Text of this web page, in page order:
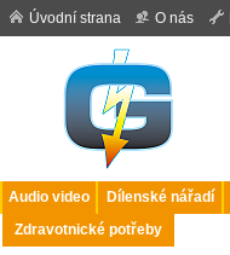
Úvodní strana O nás
Audio video Dílenské nářadí
Zdravotnické potřeby